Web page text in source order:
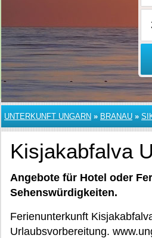
UNTERKUNFT UNGARN » BRANAU »
Kisjakabfalva
Angebote für Hotel oder
Sehenswürdigkeiten.
Ferienunterkunft
Urlaubsvorbereitung.